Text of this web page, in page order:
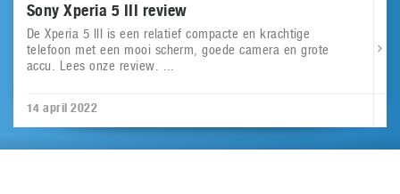
Sony Xperia 5 III review
De Xperia 5 III is een relatief compacte en krachtige
telefoon met een mooi scherm, goede camera en grote
accu. Lees onze review. ...
14 april 2022